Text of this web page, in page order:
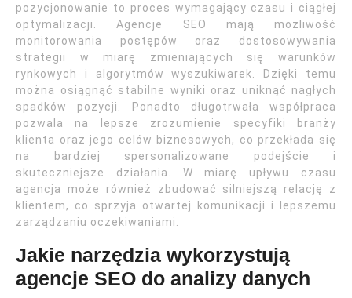
pozycjonowanie to proces wymagający czasu i ciągłej
optymalizacji. Agencje SEO mają możliwość
monitorowania postępów oraz dostosowywania
strategii w miarę zmieniających się warunków
rynkowych i algorytmów wyszukiwarek. Dzięki temu
można osiągnąć stabilne wyniki oraz uniknąć nagłych
spadków pozycji. Ponadto długotrwała współpraca
pozwala na lepsze zrozumienie specyfiki branży
klienta oraz jego celów biznesowych, co przekłada się
na bardziej spersonalizowane podejście i
skuteczniejsze działania. W miarę upływu czasu
agencja może również zbudować silniejszą relację z
klientem, co sprzyja otwartej komunikacji i lepszemu
zarządzaniu oczekiwaniami.
Jakie narzędzia wykorzystują
agencje SEO do analizy danych